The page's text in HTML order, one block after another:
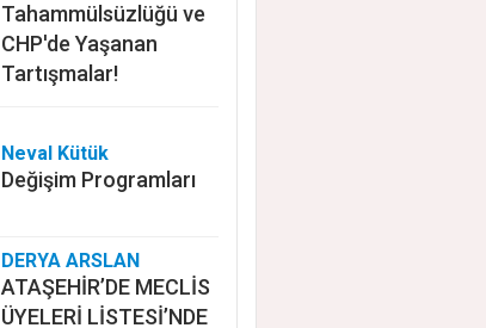
Tahammülsüzlüğü ve
CHP'de Yaşanan
Tartışmalar!
Neval Kütük
Değişim Programları
DERYA ARSLAN
ATAŞEHİR’DE MECLİS
ÜYELERİ LİSTESİ’NDE